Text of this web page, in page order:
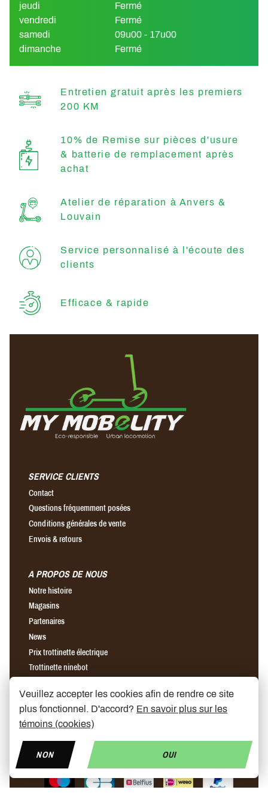
jeudi
Fermé
vendredi
Fermé
samedi
09u00 - 17u00
dimanche
Fermé
Entretien gratuit après les premiers
200 KM
10% de Remise sur pièces d'usure
& batterie de remplacement après
achat
Atelier de réparation à Anvers &
Louvain
Service personnalisé à l'écoute des
clients
Efficace & rapide
SERVICE CLIENTS
Contact
Questions fréquemment posées
Conditions générales de vente
Envois & retours
A PROPOS DE NOUS
Notre histoire
Magasins
Partenaires
News
Prix trottinette électrique
Trottinette ninebot
Find us on FacebookFind us on InstagramFind us on YouTube
Veuillez accepter les cookies afin de rendre ce site
plus fonctionnel. D'accord? En savoir plus sur les
témoins (cookies)
NON OUI